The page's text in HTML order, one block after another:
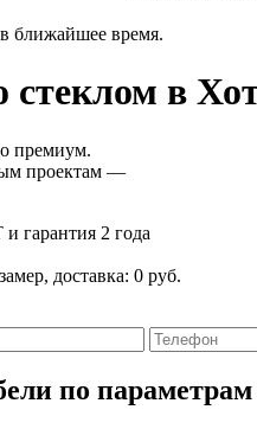
ближайшее время.
в
премиум.
проектам —
и гарантия 2 года
доставка: 0 руб.
по параметрам